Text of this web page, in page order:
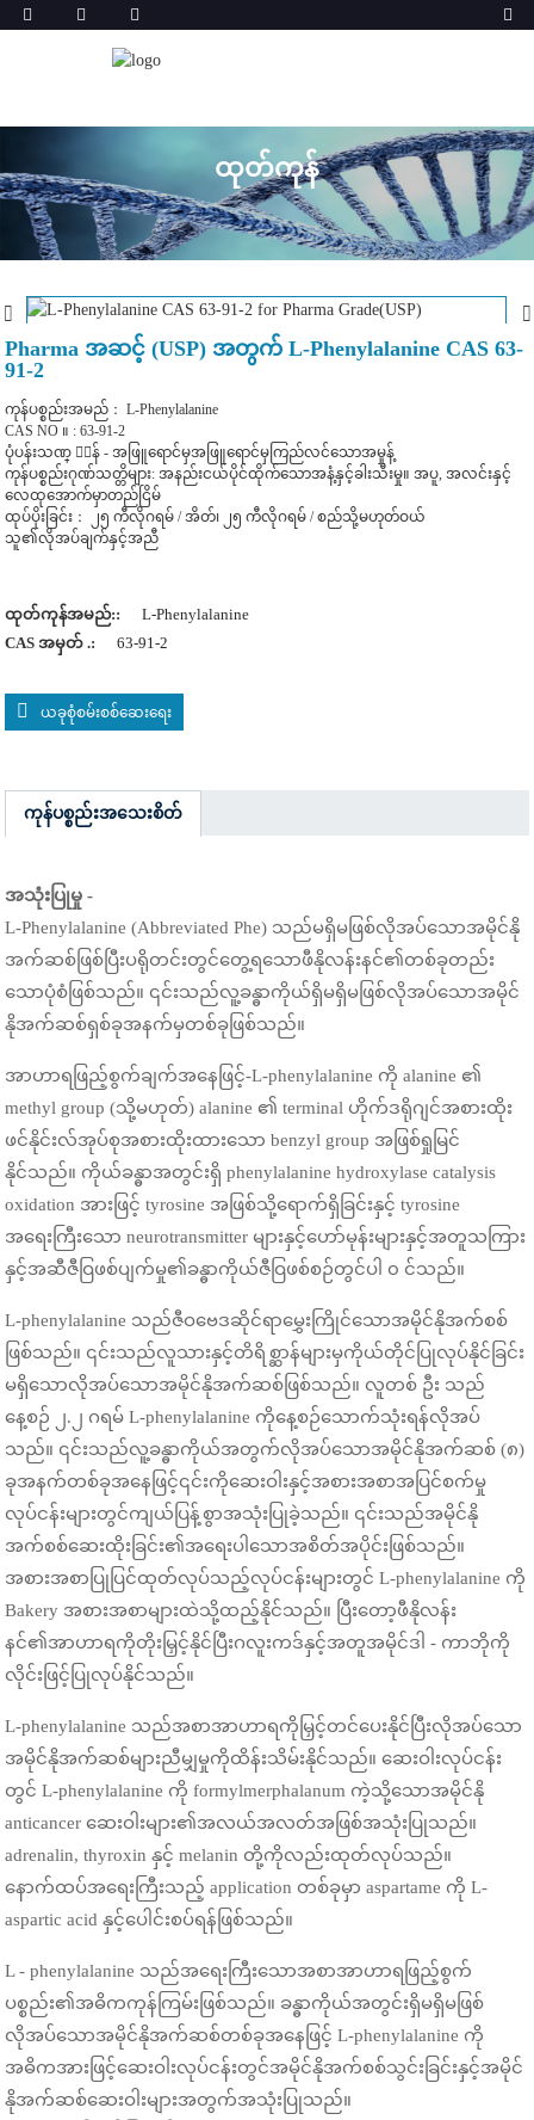
ထုတ်ကုန်
Pharma အဆင့် (USP) အတွက် L-Phenylalanine CAS 63-
91-2
ကုန်ပစ္စည်းအမည်： L-Phenylalanine
CAS NO ။ : 63-91-2
ပုံပန်းသဏ္ ：ာန် - အဖြူရောင်မှအဖြူရောင်မှကြည်လင်သောအမှုန့်
ကုန်ပစ္စည်းဂုဏ်သတ္တိများ: အနည်းငယ်ပိုင်ထိုက်သောအနံ့နှင့်ခါးသီးမှု။ အပူ, အလင်းနှင့်
လေထုအောက်မှာတည်ငြိမ်
ထုပ်ပိုးခြင်း： ၂၅ ကီလိုဂရမ် / အိတ်၊ ၂၅ ကီလိုဂရမ် / စည်သို့မဟုတ်ဝယ်
သူ၏လိုအပ်ချက်နှင့်အညီ
ထုတ်ကုန်အမည်::
L-Phenylalanine
CAS အမှတ် .:
63-91-2
ယခုစုံစမ်းစစ်ဆေးရေး
ကုန်ပစ္စည်းအသေးစိတ်
အသုံးပြုမှု -
L-Phenylalanine (Abbreviated Phe) သည်မရှိမဖြစ်လိုအပ်သောအမိုင်နို
အက်ဆစ်ဖြစ်ပြီးပရိုတင်းတွင်တွေ့ရသောဖီနိုလန်းနင်၏တစ်ခုတည်း
သောပုံစံဖြစ်သည်။ ၎င်းသည်လူ့ခန္ဓာကိုယ်ရှိမရှိမဖြစ်လိုအပ်သောအမိုင်
နိုအက်ဆစ်ရှစ်ခုအနက်မှတစ်ခုဖြစ်သည်။
အာဟာရဖြည့်စွက်ချက်အနေဖြင့်-L-phenylalanine ကို alanine ၏
methyl group (သို့မဟုတ်) alanine ၏ terminal ဟိုက်ဒရိုဂျင်အစားထိုး
ဖင်နိုင်းလ်အုပ်စုအစားထိုးထားသော benzyl group အဖြစ်ရှုမြင်
နိုင်သည်။ ကိုယ်ခန္ဓာအတွင်းရှိ phenylalanine hydroxylase catalysis
oxidation အားဖြင့် tyrosine အဖြစ်သို့ရောက်ရှိခြင်းနှင့် tyrosine
အရေးကြီးသော neurotransmitter များနှင့်ဟော်မုန်းများနှင့်အတူသကြား
နှင့်အဆီဇီဝြဖစ်ပျက်မှု၏ခန္ဓာကိုယ်ဇီဝြဖစ်စဉ်တွင်ပါ ၀ င်သည်။
L-phenylalanine သည်ဇီဝဗေဒဆိုင်ရာမွှေးကြိုင်သောအမိုင်နိုအက်စစ်
ဖြစ်သည်။ ၎င်းသည်လူသားနှင့်တိရိစ္ဆာန်များမှကိုယ်တိုင်ပြုလုပ်နိုင်ခြင်း
မရှိသောလိုအပ်သောအမိုင်နိုအက်ဆစ်ဖြစ်သည်။ လူတစ် ဦး သည်
နေ့စဉ် ၂.၂ ဂရမ် L-phenylalanine ကိုနေ့စဉ်သောက်သုံးရန်လိုအပ်
သည်။ ၎င်းသည်လူ့ခန္ဓာကိုယ်အတွက်လိုအပ်သောအမိုင်နိုအက်ဆစ် (၈)
ခုအနက်တစ်ခုအနေဖြင့်၎င်းကိုဆေးဝါးနှင့်အစားအစာအပြင်စက်မှု
လုပ်ငန်းများတွင်ကျယ်ပြန့်စွာအသုံးပြုခဲ့သည်။ ၎င်းသည်အမိုင်နို
အက်စစ်ဆေးထိုးခြင်း၏အရေးပါသောအစိတ်အပိုင်းဖြစ်သည်။
အစားအစာပြုပြင်ထုတ်လုပ်သည့်လုပ်ငန်းများတွင် L-phenylalanine ကို
Bakery အစားအစာများထဲသို့ထည့်နိုင်သည်။ ပြီးတော့ဖီနိုလန်း
နင်၏အာဟာရကိုတိုးမြှင့်နိုင်ပြီးဂလူးကဒ်နှင့်အတူအမိုင်ဒါ - ကာဘိုကို
လိုင်းဖြင့်ပြုလုပ်နိုင်သည်။
L-phenylalanine သည်အစာအာဟာရကိုမြှင့်တင်ပေးနိုင်ပြီးလိုအပ်သော
အမိုင်နိုအက်ဆစ်များညီမျှမှုကိုထိန်းသိမ်းနိုင်သည်။ ဆေးဝါးလုပ်ငန်း
တွင် L-phenylalanine ကို formylmerphalanum ကဲ့သို့သောအမိုင်နို
anticancer ဆေးဝါးများ၏အလယ်အလတ်အဖြစ်အသုံးပြုသည်။
adrenalin, thyroxin နှင့် melanin တို့ကိုလည်းထုတ်လုပ်သည်။
နောက်ထပ်အရေးကြီးသည့် application တစ်ခုမှာ aspartame ကို L-
aspartic acid နှင့်ပေါင်းစပ်ရန်ဖြစ်သည်။
L - phenylalanine သည်အရေးကြီးသောအစာအာဟာရဖြည့်စွက်
ပစ္စည်း၏အဓိကကုန်ကြမ်းဖြစ်သည်။ ခန္ဓာကိုယ်အတွင်းရှိမရှိမဖြစ်
လိုအပ်သောအမိုင်နိုအက်ဆစ်တစ်ခုအနေဖြင့် L-phenylalanine ကို
အဓိကအားဖြင့်ဆေးဝါးလုပ်ငန်းတွင်အမိုင်နိုအက်စစ်သွင်းခြင်းနှင့်အမိုင်
နိုအက်ဆစ်ဆေးဝါးများအတွက်အသုံးပြုသည်။